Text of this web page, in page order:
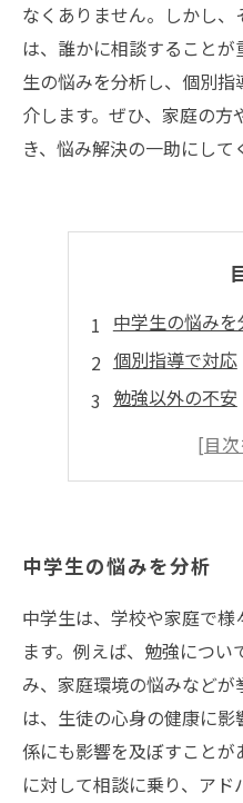
なくありません。しかし
は、誰かに相談すること
生の悩みを分析し、個別
介します。ぜひ、家庭の
き、悩み解決の一助にして
中学生の悩みを
個別指導で対応
勉強以外の不安
プレッシャー
中学生の悩みを分析
中学生は、学校や家庭で
ます。例えば、勉強につ
み、家庭環境の悩みなど
は、生徒の心身の健康に
係にも影響を及ぼすことが
に対して相談に乗り、ア